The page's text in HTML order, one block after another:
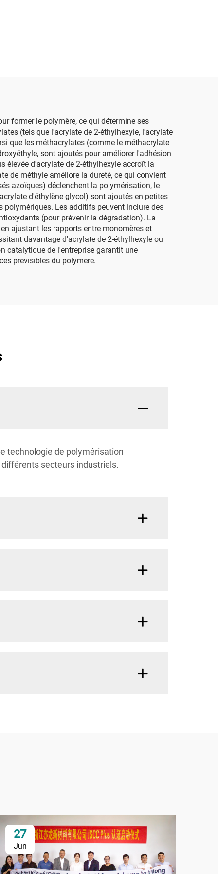
former le polymère, ce qui détermine ses
(tels que l'acrylate de 2-éthylhexyle, l'acrylate
que les méthacrylates (comme le méthacrylate
sont ajoutés pour améliorer l'adhésion
élevée d'acrylate de 2-éthylhexyle accroît la
de méthyle améliore la dureté, ce qui convient
azoïques) déclenchent la polymérisation, le
d'éthylène glycol) sont ajoutés en petites
Les additifs peuvent inclure des
(pour prévenir la dégradation). La
ajustant les rapports entre monomères et
davantage d'acrylate de 2-éthylhexyle ou
catalytique de l'entreprise garantit une
prévisibles du polymère.
technologie de polymérisation
secteurs industriels.
27
Jun